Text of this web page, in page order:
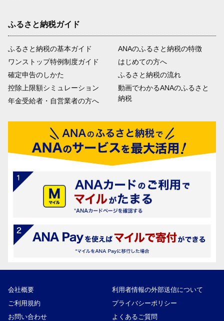
ふるさと納税ガイド
ふるさと納税の基本ガイド
ワンストップ特例制度ガイド
確定申告のしかた
控除上限額シミュレーション
年金受給者・自営業者の方へ
ANAのふるさと納税の特徴
はじめての方へ
ふるさと納税の流れ
動画でわかるANAのふるさと
納税
会社概要
利用者情報の外部送信について
ご利用規約
プライバシーポリシー
お問い合わせ
よくあるご質問